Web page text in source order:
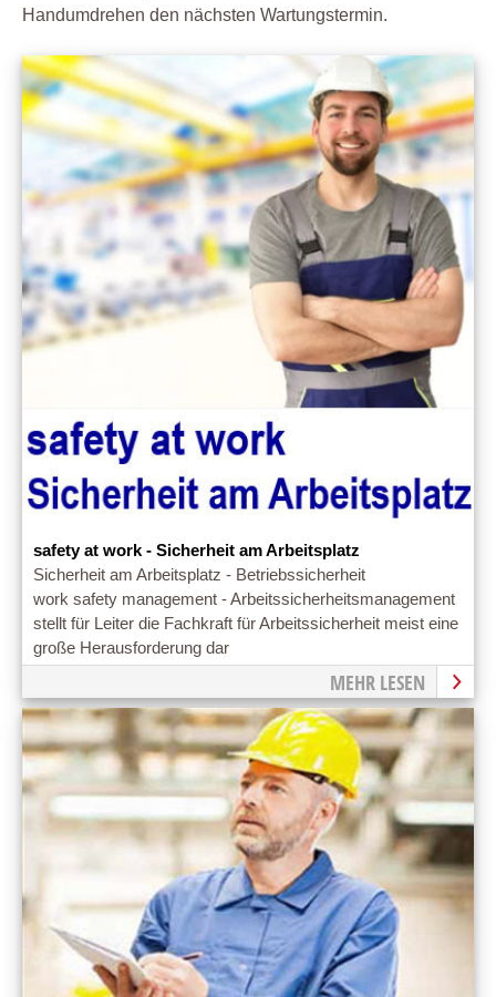
Handumdrehen den nächsten Wartungstermin.
safety at work - Sicherheit am Arbeitsplatz
Sicherheit am Arbeitsplatz - Betriebssicherheit
work safety management - Arbeitssicherheitsmanagement
stellt für Leiter die Fachkraft für Arbeitssicherheit meist eine
große Herausforderung dar
MEHR LESEN